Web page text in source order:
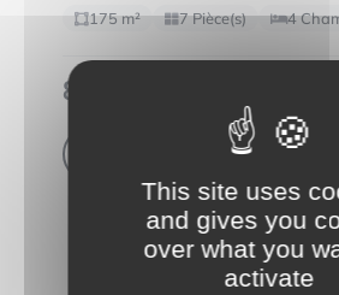
175 m² 7 Pièce(s) 4
899 000 €
This site uses
and gives you
over what you
activate